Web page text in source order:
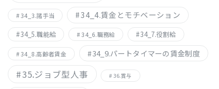
34_3.諸手当 34_4.賃金とモチベーション
34_5.職能給 34_6.職務給 34_7.役割給
34_8.高齢者賃金 34_9.パートタイマーの賃金制度
35.ジョブ型人事 36.賞与